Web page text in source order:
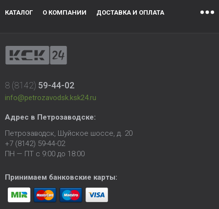
КАТАЛОГ О КОМПАНИИ ДОСТАВКА И ОПЛАТА
8 (8142) 59-44-02
info@petrozavodsk.ksk24.ru
Адрес в Петрозаводске:
Петрозаводск, Шуйское шоссе, д. 20
+7 (8142) 59-44-02
ПН — ПТ с 9:00 до 18:00
Принимаем банковские карты: